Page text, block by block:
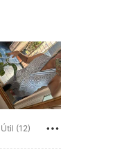
Útil (12)